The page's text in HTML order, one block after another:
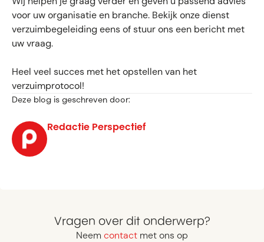
voor uw organisatie en branche. Bekijk onze dienst
verzuimbegeleiding eens of stuur ons een bericht met
uw vraag.
Heel veel succes met het opstellen van het
verzuimprotocol!
Deze blog is geschreven door:
Redactie Perspectief
Vragen over dit onderwerp?
Neem contact met ons op